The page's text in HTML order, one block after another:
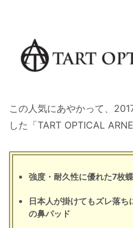
この人気にあやかって、
した「TART OPTICAL
強度・耐久性に優れた7枚
日本人が掛けてもズレ落
の鼻パッド